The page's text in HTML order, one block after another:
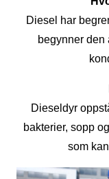
Diesel har
begynner den
Dieseldyr
bakterier, sopp
som